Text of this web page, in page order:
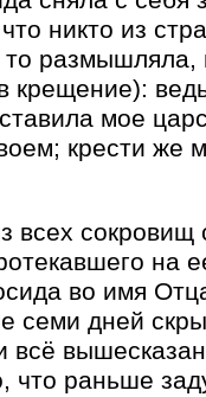
никто из
размышляла,
крещение):
мое
крести
всех
на
во имя
семи дней
всё
что раньше